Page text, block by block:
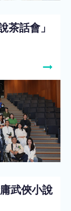
茶話會」
武俠小說